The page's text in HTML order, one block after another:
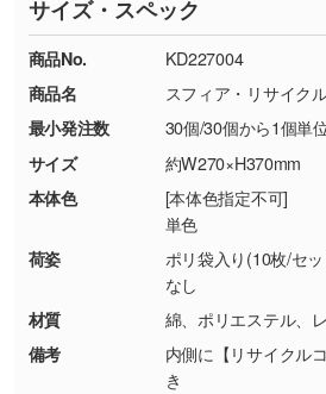
す。→詳しく見る
・コーポレートカラーを使って
刷色にこだわりがある
DIC・PANTONEなどのカラー
現物支給による色指定も承っ
しく見る
・背景がある画像からキャラ
使いたいです
シンプルな背景のデータや、使
ター部分の輪郭がはっきりし
り抜き処理が可能です。→詳し
※詳しくは「商品の良品基準に
ください。
【返品・交換ができない場合】
・お客様の元で商品を加工され
商品が破損した場合
・商品到着後7日以上経過して
・お客様のご都合による返品
品・色・数量などの注文間違い
TEL：0422-29-9911 営業時間
18:00(土日祝日除く)
お問い合わせフォームはこちら
サイズ・スペック
商品No.
KD227004
商品名
スフィア・リサイク
最小発注数
30個/30個から1個単
サイズ
約W270×H370mm
本体色
[本体色指定不可]
単色
荷姿
ポリ袋入り(10枚/セ
なし
材質
綿、ポリエステル、
備考
内側に【リサイクル
き